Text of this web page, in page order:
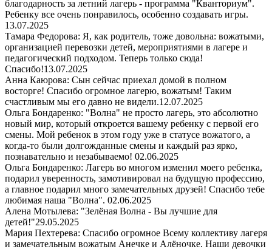
благодарность за летний лагерь - программа "Кванториум".
Ребенку все очень понравилось, особенно создавать игры.
13.07.2025
Тамара Федорова: Я, как родитель, тоже довольна: вожатыми,
организацией перевозки детей, мероприятиями в лагере и
педагогический подходом. Теперь только сюда!
Спасибо!13.07.2025
Анна Каюрова: Сын сейчас приехал домой в полном
восторге! Спасибо огромное лагерю, вожатым! Таким
счастливым мы его давно не видели.12.07.2025
Ольга Бондаренко: "Волна" не просто лагерь, это абсолютно
новый мир, который откроется вашему ребенку с первой его
смены. Мой ребенок в этом году уже в статусе вожатого, а
когда-то были долгожданные смены и каждый раз ярко,
познавательно и незабываемо! 02.06.2025
Ольга Бондаренко: Лагерь во многом изменил моего ребенка,
подарил уверенность, замотивировал на будущую профессию,
а главное подарил много замечательных друзей! Спасибо тебе
любимая наша "Волна". 02.06.2025
Алена Мотылева: "Зелёная Волна - Вы лучшие для
детей!"29.05.2025
Мария Пехтерева: Спасибо огромное Всему коллективу лагеря
и замечательным вожатым Анечке и Алёночке. Наши девочки